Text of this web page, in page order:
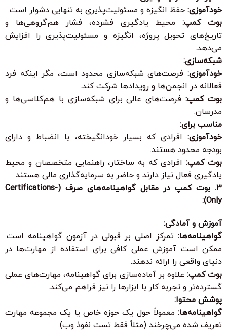
خودآموزی: حفظ انگیزه و مسئولیت‌پذیری به تنهایی دشوار است.
بوت کمپ: محیط یادگیری فشرده، فشار هم‌گروهی‌ها و
تاریخ‌های تحویل پروژه، انگیزه و مسئولیت‌پذیری را افزایش
می‌دهد.
شبکه‌سازی:
خودآموزی: فرصت‌های شبکه‌سازی محدود است، مگر اینکه فرد
فعالانه در انجمن‌ها و رویدادها شرکت کند.
بوت کمپ:فرصت‌های عالی برای شبکه‌سازی با هم‌کلاسی‌ها و
مدرسان.
مناسب برای:
خودآموزی: افرادی که بسیار خودانگیخته، با انضباط و دارای
بودجه محدود هستند.
بوت کمپ: افرادی که به ساختار، راهنمایی متخصصان و محیط
یادگیری فعال نیاز دارند و حاضر به سرمایه‌گذاری مالی هستند.
3. بوت کمپ در مقابل گواهینامه‌های صرف (Certifications-
Only):
آموزش و آمادگی:
گواهینامه‌ها: تمرکز اصلی بر قبولی در آزمون گواهینامه است.
ممکن است آموزش عملی کافی برای استفاده از مهارت‌ها در
دنیای واقعی را ارائه ندهند.
بوت کمپ: علاوه بر آماده‌سازی برای گواهینامه، مهارت‌های عملی
گسترده‌تر و تجربه کار با ابزارها را نیز فراهم می‌کند.
پوشش محتوا:
گواهینامه‌ها: معمولاً حول یک حوزه خاص یا یک مجموعه مهارت
تعریف شده می‌چرخند (مثلاً فقط تست نفوذ وب).